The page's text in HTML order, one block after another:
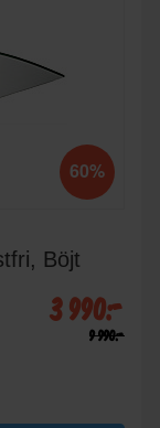
60%
Böjt
3 990:-
9 990:-